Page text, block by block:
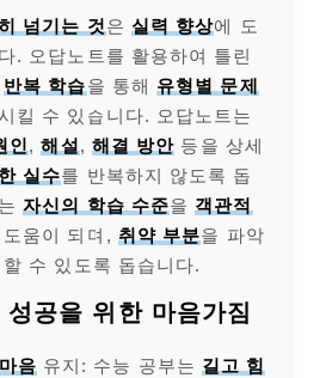
넘기는 것은 실력 향상에 도
. 오답노트를 활용하여 틀린
반복 학습을 통해 유형별 문제
킬 수 있습니다. 오답노트는
인 ,해설 , 해결 방안 등을 상세
실수를 반복하지 않도록 돕
자신의 학습 수준을 객관적
움이 되며, 취약 부분을 파악
할 수 있도록 돕습니다.
공을 위한 마음가짐
음 유지: 수능 공부는 길고 힘